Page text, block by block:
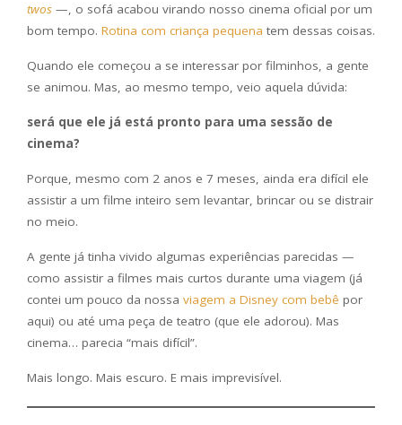
twos —, o sofá acabou virando nosso cinema oficial por um
bom tempo. Rotina com criança pequena tem dessas coisas.
Quando ele começou a se interessar por filminhos, a gente
se animou. Mas, ao mesmo tempo, veio aquela dúvida:
será que ele já está pronto para uma sessão de
cinema?
Porque, mesmo com 2 anos e 7 meses, ainda era difícil ele
assistir a um filme inteiro sem levantar, brincar ou se distrair
no meio.
A gente já tinha vivido algumas experiências parecidas —
como assistir a filmes mais curtos durante uma viagem (já
contei um pouco da nossa viagem a Disney com bebê por
aqui) ou até uma peça de teatro (que ele adorou). Mas
cinema… parecia “mais difícil”.
Mais longo. Mais escuro. E mais imprevisível.